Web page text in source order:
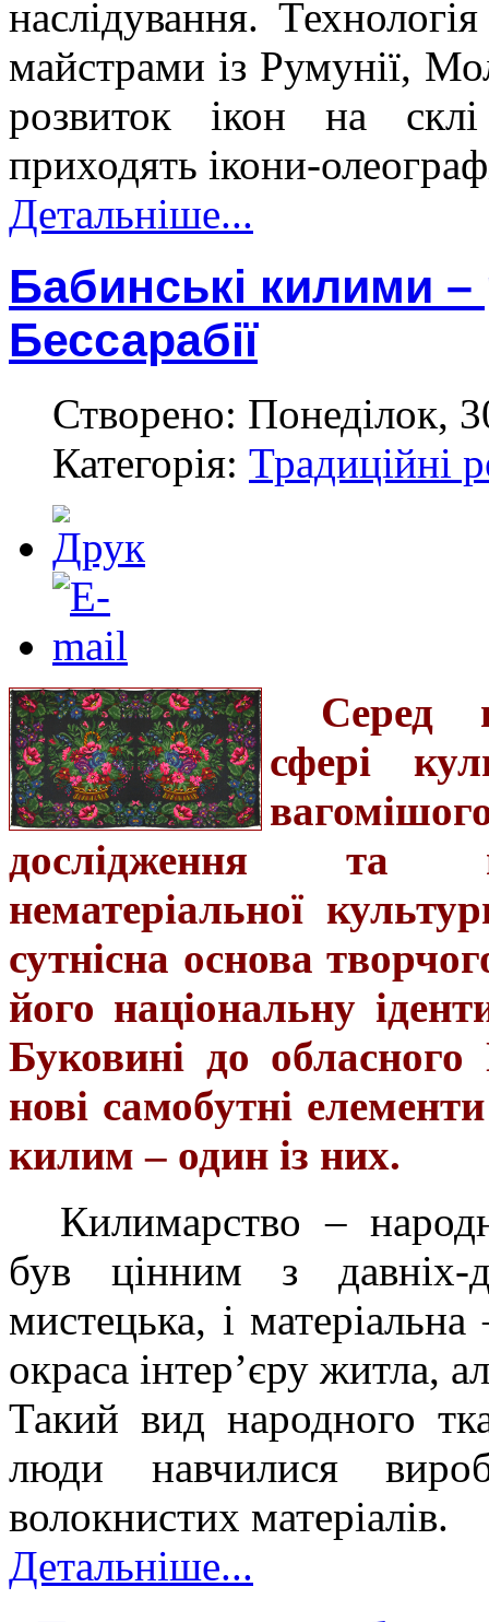
наслідування.
майстрами із Румунії,
розвиток ікон на
приходять ікони-
Детальніше...
Бабинські килими –
Бессарабії
Створено: Понеділок,
Категорія: Традиційні
Серед
сфері
дослідження та
нематеріальної
сутнісна основа
його національну
Буковині до
нові самобутні
килим – один із них.
Килимарство –
був цінним з давніх-
мистецька, і
окраса інтер’єру житла,
Такий вид народного
люди навчилися
волокнистих матеріалів.
Детальніше...